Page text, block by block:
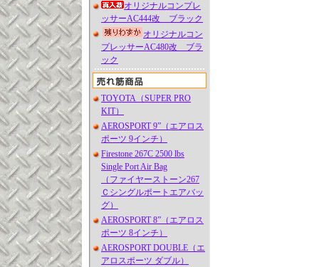
オリジナルコンプレ
ッサーAC444改 ブラック
オリジナルコン
プレッサーAC480改 ブラ
ック
TOYOTA（SUPER PRO
KIT）
AEROSPORT 9”（エアロス
ポーツ 9インチ）
Firestone 267C 2500 lbs
Single Port Air Bag
（ファイヤーストーン267
Ｃシングルポートエアバッ
グ）
AEROSPORT 8”（エアロス
ポーツ 8インチ）
AEROSPORT DOUBLE（エ
アロスポーツ ダブル）